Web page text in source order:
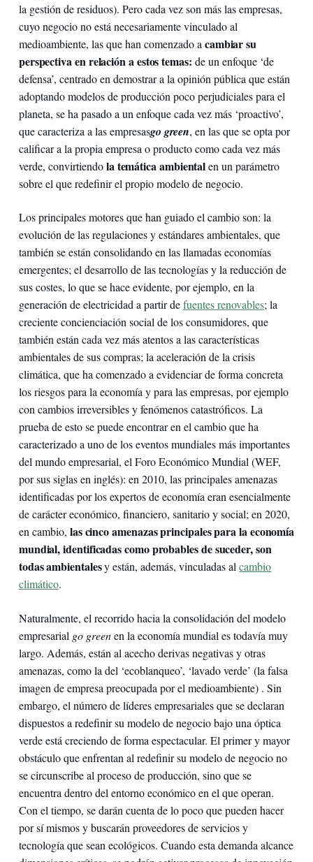
la gestión de residuos). Pero cada vez son más las empresas,
cuyo negocio no está necesariamente vinculado al
medioambiente, las que han comenzado acambiar su
perspectiva en relación a estos temas: de un enfoque ‘de
defensa’, centrado en demostrar a la opinión pública que están
adoptando modelos de producción poco perjudiciales para el
planeta, se ha pasado a un enfoque cada vez más ‘proactivo’,
que caracteriza a las empresasgo green, en las que se opta por
calificar a la propia empresa o producto como cada vez más
verde, convirtiendola temática ambientalen un parámetro
sobre el que redefinir el propio modelo de negocio.
Los principales motores que han guiado el cambio son: la
evolución de las regulaciones y estándares ambientales, que
también se están consolidando en las llamadas economías
emergentes; el desarrollo de las tecnologías y la reducción de
sus costes, lo que se hace evidente, por ejemplo, en la
generación de electricidad a partir defuentes renovables; la
creciente concienciación social de los consumidores, que
también están cada vez más atentos a las características
ambientales de sus compras; la aceleración de la crisis
climática, que ha comenzado a evidenciar de forma concreta
los riesgos para la economía y para las empresas, por ejemplo
con cambios irreversibles y fenómenos catastróficos. La
prueba de esto se puede encontrar en el cambio que ha
caracterizado a uno de los eventos mundiales más importantes
del mundo empresarial, el Foro Económico Mundial (WEF,
por sus siglas en inglés): en 2010, las principales amenazas
identificadas por los expertos de economía eran esencialmente
de carácter económico, financiero, sanitario y social; en 2020,
en cambio, las cinco amenazas principales para la economía
mundial, identificadas como probables de suceder, son
todas ambientalesy están, además, vinculadas alcambio
climático.
Naturalmente, el recorrido hacia la consolidación del modelo
empresarial go greenen la economía mundial es todavía muy
largo. Además, están al acecho derivas negativas y otras
amenazas, como la del ‘ecoblanqueo’, ‘lavado verde’ (la falsa
imagen de empresa preocupada por el medioambiente) . Sin
embargo, el número de líderes empresariales que se declaran
dispuestos a redefinir su modelo de negocio bajo una óptica
verde está creciendo de forma espectacular. El primer y mayor
obstáculo que enfrentan al redefinir su modelo de negocio no
se circunscribe al proceso de producción, sino que se
encuentra dentro del entorno económico en el que operan.
Con el tiempo, se darán cuenta de lo poco que pueden hacer
por sí mismos y buscarán proveedores de servicios y
tecnología que sean ecológicos. Cuando esta demanda alcance